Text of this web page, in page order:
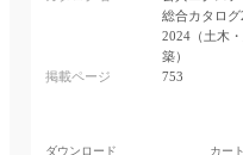
総合カタロ
2024（土木
築）
掲載ページ
753
ダウンロード カー